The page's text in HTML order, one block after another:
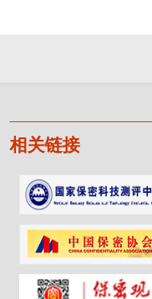
相关链接